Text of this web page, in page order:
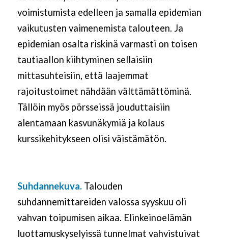
voimistumista edelleen ja samalla epidemian
vaikutusten vaimenemista talouteen. Ja
epidemian osalta riskinä varmasti on toisen
tautiaallon kiihtyminen sellaisiin
mittasuhteisiin, että laajemmat
rajoitustoimet nähdään välttämättöminä.
Tällöin myös pörsseissä jouduttaisiin
alentamaan kasvunäkymiä ja kolaus
kurssikehitykseen olisi väistämätön.
Suhdannekuva. Talouden
suhdannemittareiden valossa syyskuu oli
vahvan toipumisen aikaa. Elinkeinoelämän
luottamuskyselyissä tunnelmat vahvistuivat